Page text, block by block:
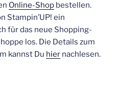
Online-Shop bestellen.
Stampin’UP! ein
für das neue Shopping-
los. Die Details zum
kannst Du hier nachlesen.